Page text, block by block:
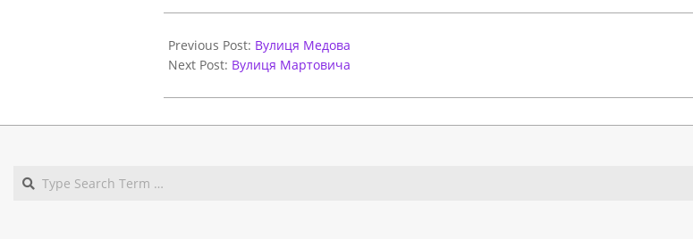
06-
01
Previous Post: Вулиця Медова
Next Post: Вулиця Мартовича